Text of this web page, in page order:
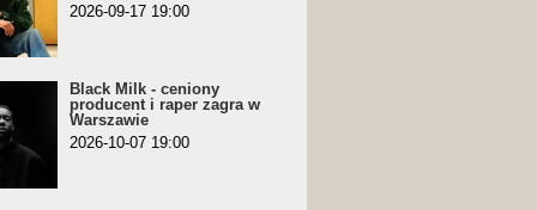
2026-09-17 19:00
Black Milk - ceniony
producent i raper zagra w
Warszawie
2026-10-07 19:00